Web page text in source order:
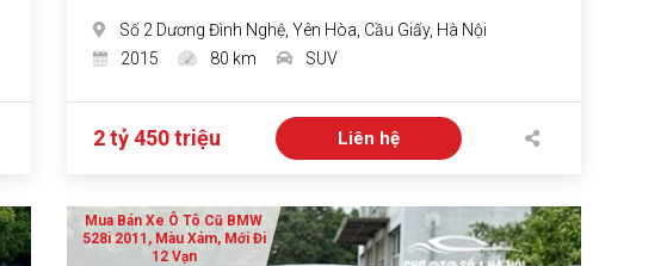
Số 2 Dương Đình Nghệ, Yên Hòa, Cầu Giấy, Hà Nội
2015
80 km SUV
2 tỷ 450 triệu Liên hệ
Mua Bán Xe Ô Tô Cũ BMW
528i 2011, Màu Xám, Mới Đi
12 Vạn